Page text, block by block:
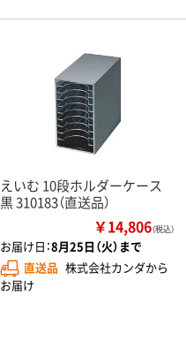
えいむ 10段ホルダーケース
黒 310183（直送品）
￥14,806（税込）
お届け日：8月25日（火）まで
直送品 株式会社カンダから
お届け